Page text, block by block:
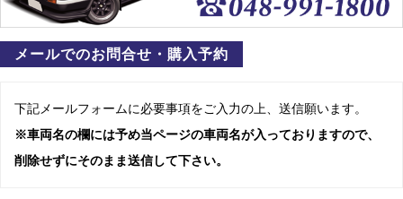
メールでのお問合せ・購入予約
下記メールフォームに必要事項をご入力の上、送信願います。
※車両名の欄には予め当ページの車両名が入っておりますので、
削除せずにそのまま送信して下さい。